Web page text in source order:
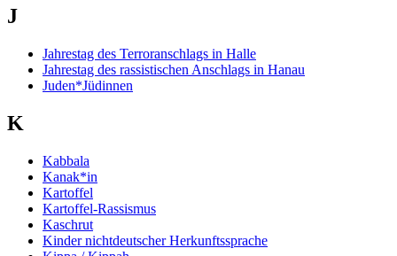
J
Jahrestag des Terroranschlags in Halle
Jahrestag des rassistischen Anschlags in Hanau
Juden*Jüdinnen
K
Kabbala
Kanak*in
Kartoffel
Kartoffel-Rassismus
Kaschrut
Kinder nichtdeutscher Herkunftssprache